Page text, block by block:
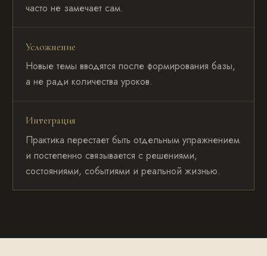
часто не замечает сам.
Усложнение
Новые темы вводятся после формирования базы,
а не ради количества уроков.
Интеграция
Практика перестает быть отдельным упражнением
и постепенно связывается с решениями,
состояниями, событиями и реальной жизнью.